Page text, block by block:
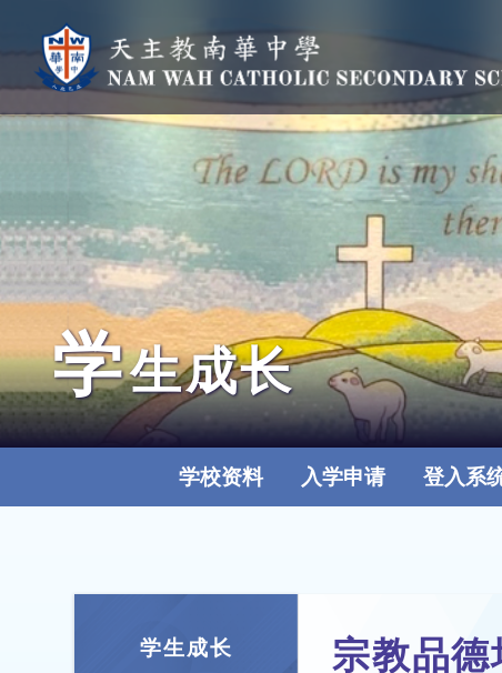
学生成长
学校资料 入学申请 登入系
学生成长 宗教品德